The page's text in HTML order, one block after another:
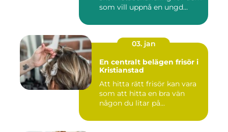
som vill uppnå en ungd...
03. jan
En centralt belägen frisör i
Kristianstad
Att hitta rätt frisör kan vara
som att hitta en bra vän
någon du litar på...